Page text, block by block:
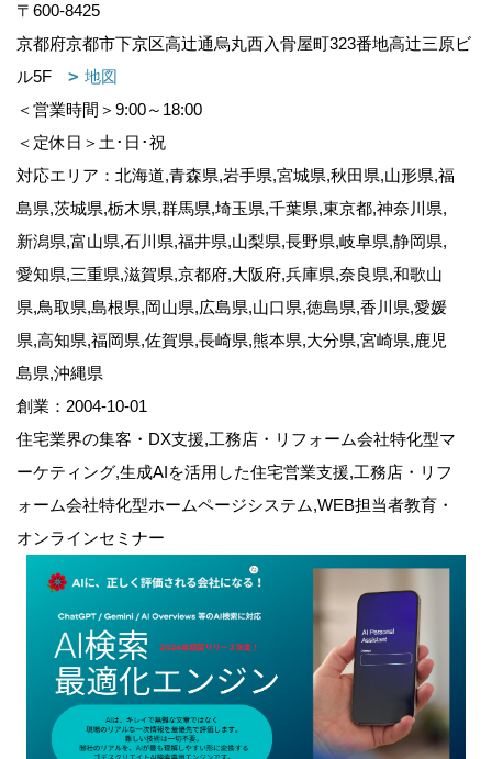
〒600-8425
京都府京都市下京区高辻通烏丸西入骨屋町323番地高辻三原ビ
ル5F
地図
＜営業時間＞9:00～18:00
＜定休日＞土･日･祝
対応エリア：北海道,青森県,岩手県,宮城県,秋田県,山形県,福
島県,茨城県,栃木県,群馬県,埼玉県,千葉県,東京都,神奈川県,
新潟県,富山県,石川県,福井県,山梨県,長野県,岐阜県,静岡県,
愛知県,三重県,滋賀県,京都府,大阪府,兵庫県,奈良県,和歌山
県,鳥取県,島根県,岡山県,広島県,山口県,徳島県,香川県,愛媛
県,高知県,福岡県,佐賀県,長崎県,熊本県,大分県,宮崎県,鹿児
島県,沖縄県
創業：2004-10-01
住宅業界の集客・DX支援,工務店・リフォーム会社特化型マ
ーケティング,生成AIを活用した住宅営業支援,工務店・リフ
ォーム会社特化型ホームページシステム,WEB担当者教育・
オンラインセミナー